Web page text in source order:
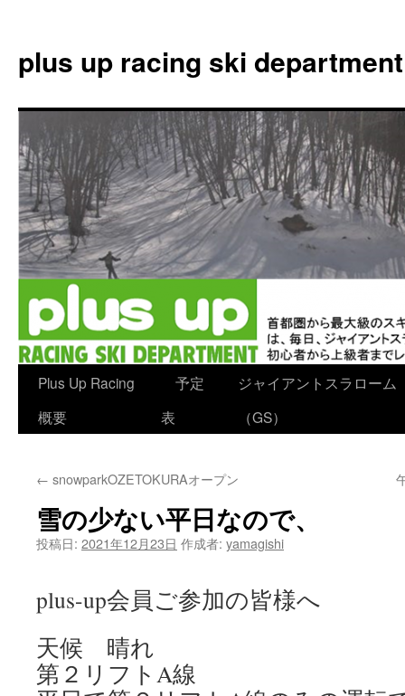
plus up racing ski department
ン
ン
ツ
へ
ッ
プ
Plus Up Racing
概要
予定
表
ジャイアントスラローム
（GS）
← snowparkOZETOKURAオープン
雪の少ない平日なので、
投稿日: 2021年12月23日 作成者: yamagishi
plus-up会員ご参加の皆様へ
天候 晴れ
第２リフトA線